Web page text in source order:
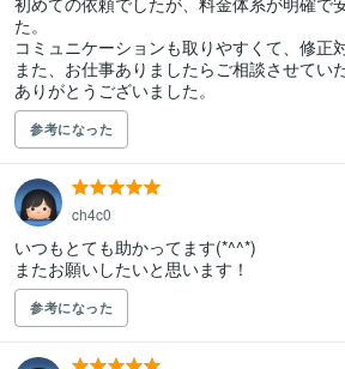
た。
コミュニケーションも取りやすくて、修正
また、お仕事ありましたらご相談させてい
ありがとうございました。
参考になった
ch4c0
いつもとても助かってます(*^^*)
またお願いしたいと思います！
参考になった